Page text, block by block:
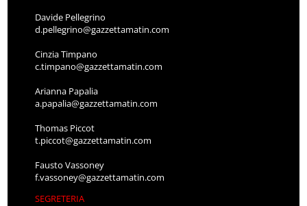
Davide Pellegrino
d.pellegrino@gazzettamatin.com
Cinzia Timpano
c.timpano@gazzettamatin.com
Arianna Papalia
a.papalia@gazzettamatin.com
Thomas Piccot
t.piccot@gazzettamatin.com
Fausto Vassoney
f.vassoney@gazzettamatin.com
SEGRETERIA